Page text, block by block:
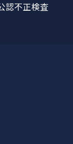
認不正検査